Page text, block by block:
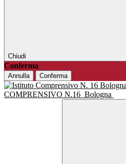
Chiudi
Conferma
Annulla Conferma
COMPRENSIVO N.16 Bologna